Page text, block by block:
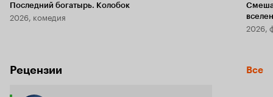
Последний богатырь. Колобок
2026, комедия
2026,
Рецензии Все